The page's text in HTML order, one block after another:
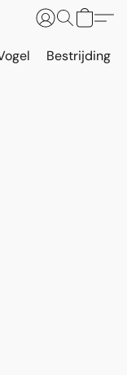
Bestrijding